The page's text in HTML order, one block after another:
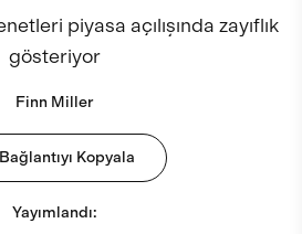
piyasa açılışında zayıflık
gösteriyor
Finn Miller
Bağlantıyı Kopyala
Yayımlandı: